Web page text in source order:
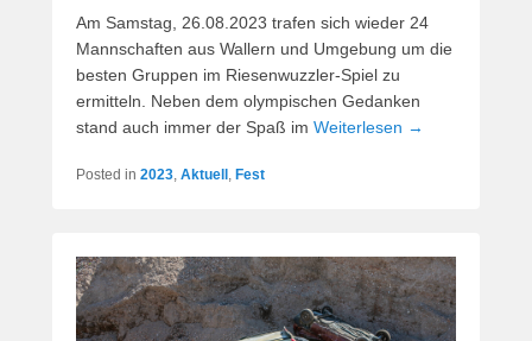
Am Samstag, 26.08.2023 trafen sich wieder 24
Mannschaften aus Wallern und Umgebung um die
besten Gruppen im Riesenwuzzler-Spiel zu
ermitteln. Neben dem olympischen Gedanken
stand auch immer der Spaß im Weiterlesen →
Posted in 2023, Aktuell , Fest